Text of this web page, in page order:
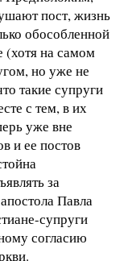
пост, жизнь
обособленной
(хотя на самом
но уже не
такие супруги
с тем, в их
уже вне
и ее постов
за
Павла
супруги
согласию